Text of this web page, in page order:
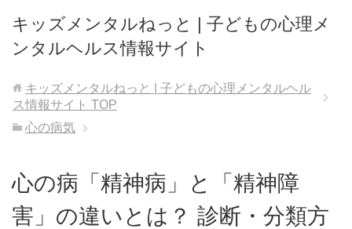
キッズメンタルねっと | 子どもの心理メ
ンタルヘルス情報サイト
キッズメンタルねっと | 子どもの心理メンタルヘル
ス情報サイト TOP
心の病気
心の病「精神病」と「精神障
害」の違いとは？ 診断・分類方